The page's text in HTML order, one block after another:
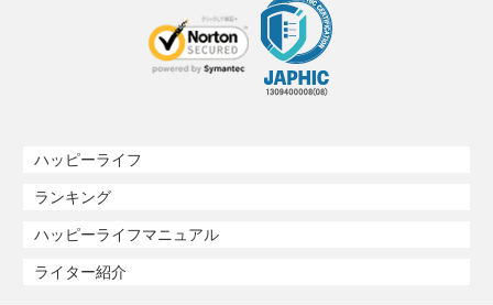
ハッピーライフ
ランキング
ハッピーライフマニュアル
ライター紹介